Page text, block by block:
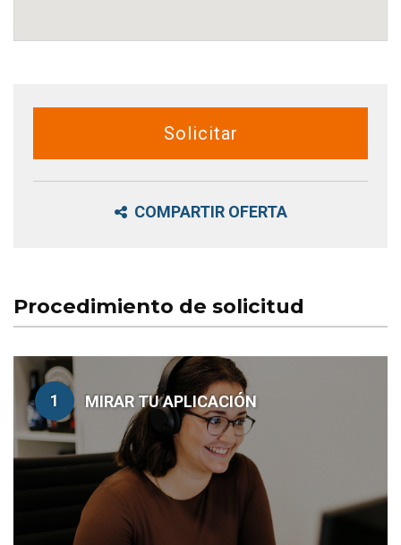
Solicitar
COMPARTIR OFERTA
Procedimiento de solicitud
1 MIRAR TU APLICACIÓN